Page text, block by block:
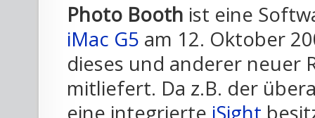
Photo Booth ist eine
iMac G5 am 12. Oktober
dieses und anderer neuer
mitliefert. Da z.B. der
eine integrierte iSight